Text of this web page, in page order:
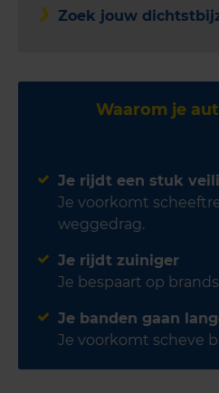
Zoek jouw
Waarom je
Je rijdt een stuk
Je voorkomt
weggedrag.
Je rijdt zuiniger
Je bespaart op
Je banden gaan
Je voorkomt scheve